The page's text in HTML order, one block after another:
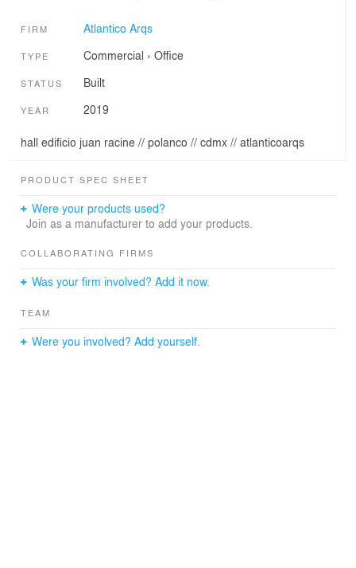
FIRM Atlantico Arqs
TYPE Commercial › Office
STATUS Built
YEAR 2019
hall edificio juan racine // polanco // cdmx // atlanticoarqs
PRODUCT SPEC SHEET
Were your products used?
Join as a manufacturer to add your products.
COLLABORATING FIRMS
Was your firm involved? Add it now.
TEAM
Were you involved? Add yourself.